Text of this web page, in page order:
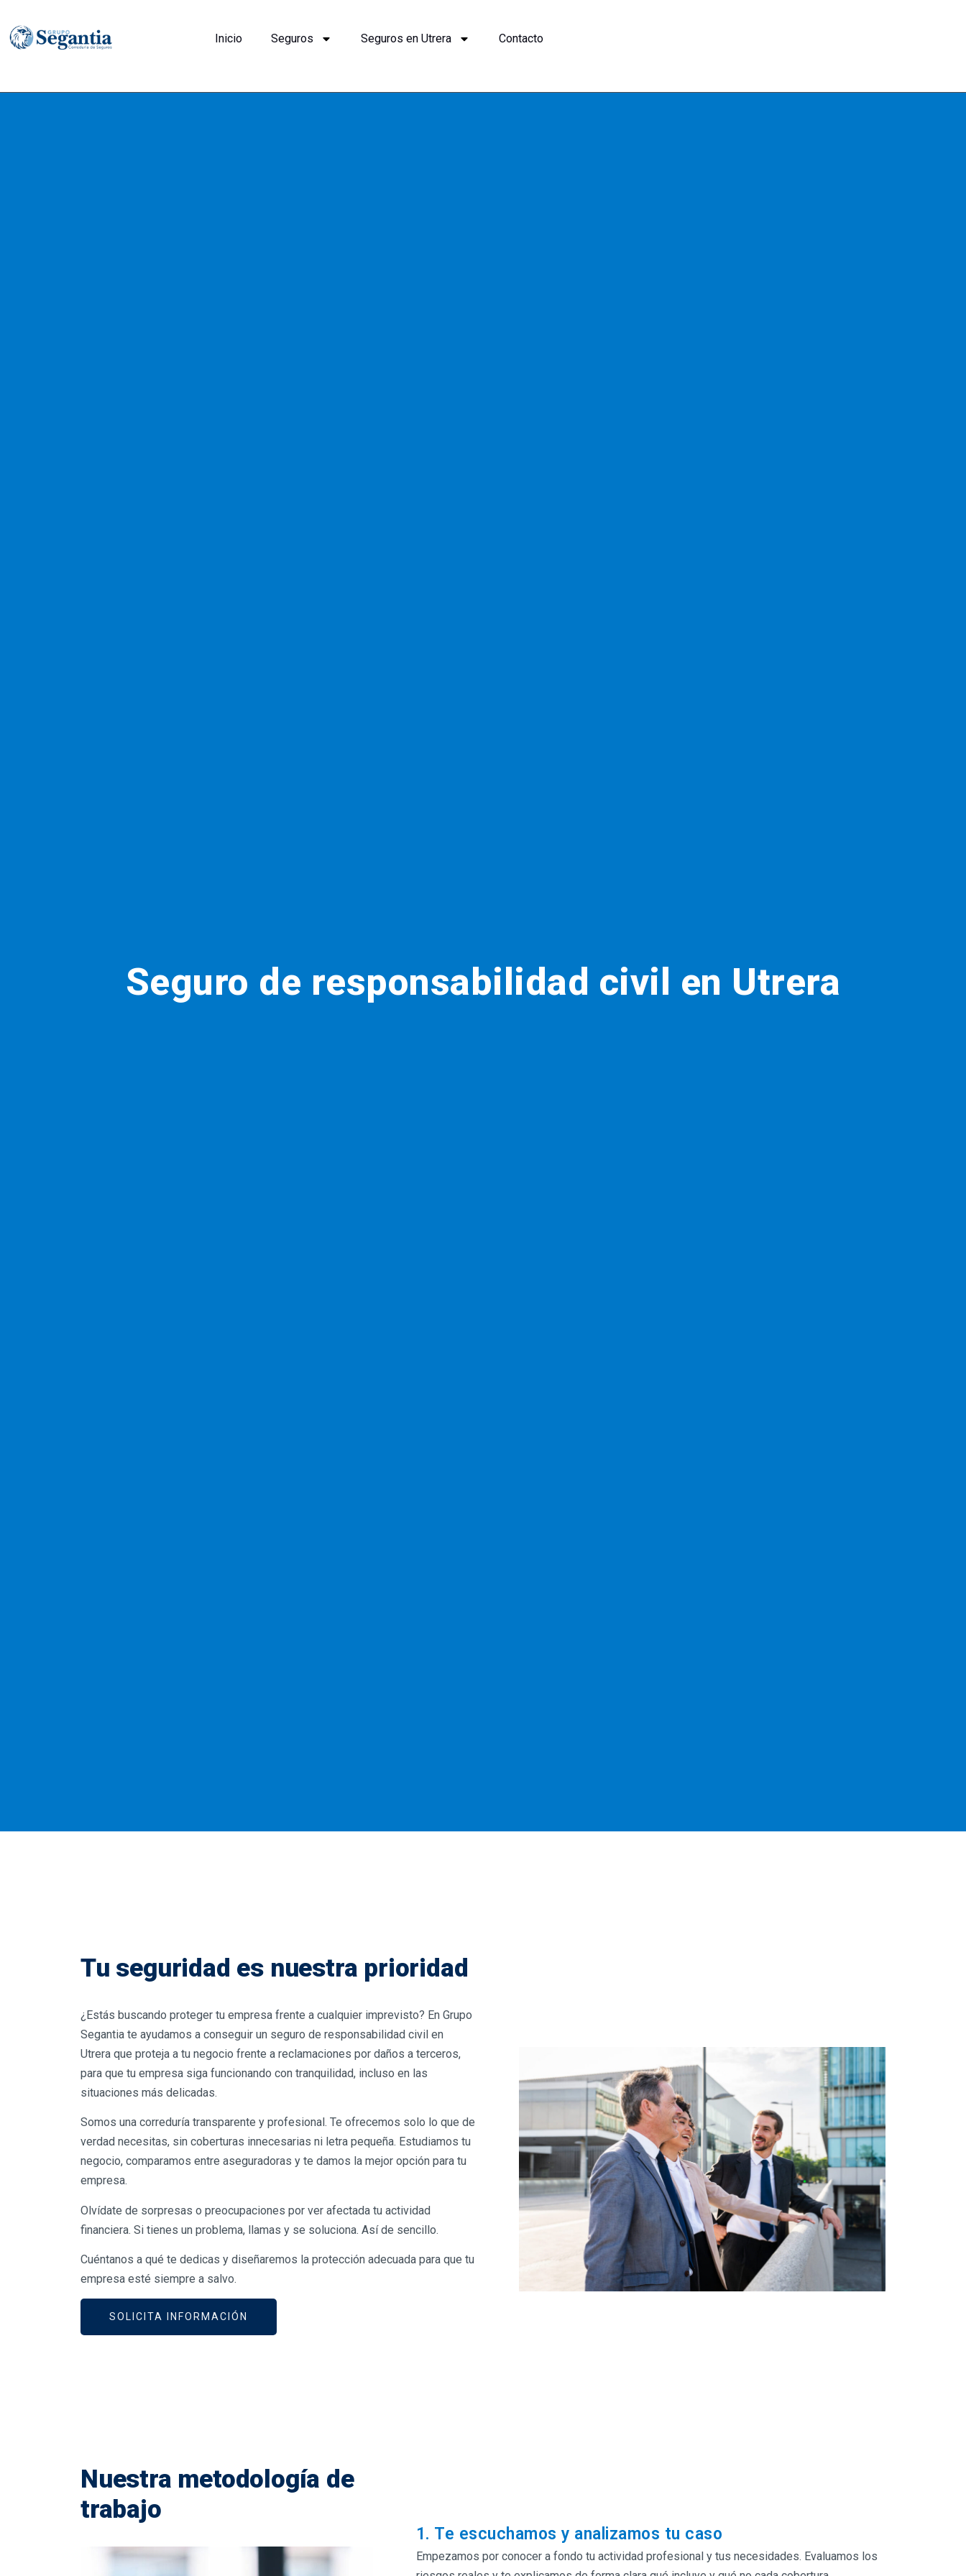
Inicio Seguros Seguros en Utrera Contacto
Seguro de responsabilidad civil en Utrera
Tu seguridad es nuestra prioridad
¿Estás buscando proteger tu empresa frente a cualquier imprevisto? En Grupo
Segantia te ayudamos a conseguir un seguro de responsabilidad civil en
Utrera que proteja a tu negocio frente a reclamaciones por daños a terceros,
para que tu empresa siga funcionando con tranquilidad, incluso en las
situaciones más delicadas.
Somos una correduría transparente y profesional. Te ofrecemos solo lo que de
verdad necesitas, sin coberturas innecesarias ni letra pequeña. Estudiamos tu
negocio, comparamos entre aseguradoras y te damos la mejor opción para tu
empresa.
Olvídate de sorpresas o preocupaciones por ver afectada tu actividad
financiera. Si tienes un problema, llamas y se soluciona. Así de sencillo.
Cuéntanos a qué te dedicas y diseñaremos la protección adecuada para que tu
empresa esté siempre a salvo.
SOLICITA INFORMACIÓN
Nuestra metodología de
trabajo
1. Te escuchamos y analizamos tu caso
Empezamos por conocer a fondo tu actividad profesional y tus necesidades. Evaluamos los